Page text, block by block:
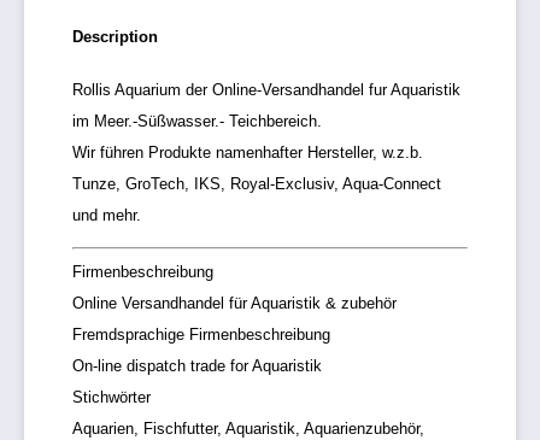
Description
Rollis Aquarium der Online-Versandhandel fur Aquaristik
im Meer.-Süßwasser.- Teichbereich.
Wir führen Produkte namenhafter Hersteller, w.z.b.
Tunze, GroTech, IKS, Royal-Exclusiv, Aqua-Connect
und mehr.
Firmenbeschreibung
Online Versandhandel für Aquaristik & zubehör
Fremdsprachige Firmenbeschreibung
On-line dispatch trade for Aquaristik
Stichwörter
Aquarien, Fischfutter, Aquaristik, Aquarienzubehör,